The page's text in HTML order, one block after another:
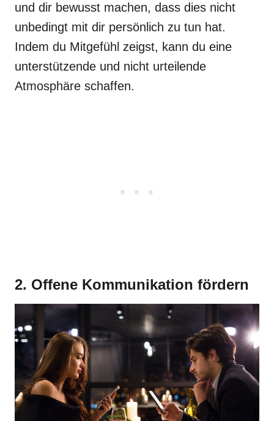
und dir bewusst machen, dass dies nicht
unbedingt mit dir persönlich zu tun hat.
Indem du Mitgefühl zeigst, kann du eine
unterstützende und nicht urteilende
Atmosphäre schaffen.
2. Offene Kommunikation fördern